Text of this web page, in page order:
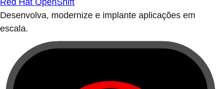
Red Hat OpenShift
Desenvolva, modernize e implante aplicações em
escala.